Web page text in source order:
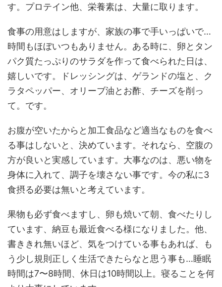
す。プロテイン他、栄養素は、大量に取ります。
食事の用意はしますが、家族の事で手いっぱいで…
時間もほぼいつもありません。ある時に、卵とタン
パク質たっぷりのサラダを作って食べられた日は、
嬉しいです。ドレッシングは、ゲランドの塩と、ク
ラタペッパー、オリーブ油とお酢、チーズを削っ
て。です。
お腹が空いたからと加工食品など適当なものを食べ
る事はしないと、決めています。それなら、空腹の
方が良いと実感しています。大事なのは、悪い物を
身体に入れて、調子を壊さない事です。今の私に3
食摂る必要は無いと考えています。
果物も必ず食べますし、卵も焼いて朝、食べたりし
ています、納豆も最近食べる様になりました。他、
書ききれ無いほど、気をつけている事もあれば、も
う少し規則正しく生活できたらなと思う事も…睡眠
時間は7〜8時間、休日は10時間以上。寝ることを何